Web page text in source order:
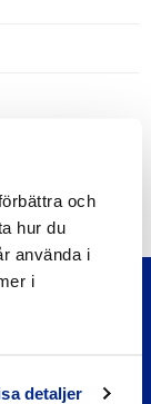
och
hur du
använda i
i
detaljer